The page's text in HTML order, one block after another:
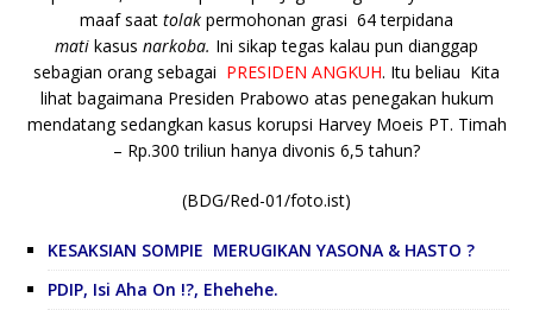
maaf saat tolak permohonan grasi 64 terpidana
mati kasus narkoba. Ini sikap tegas kalau pun dianggap
sebagian orang sebagai PRESIDEN ANGKUH. Itu beliau Kita
lihat bagaimana Presiden Prabowo atas penegakan hukum
mendatang sedangkan kasus korupsi Harvey Moeis PT. Timah
– Rp.300 triliun hanya divonis 6,5 tahun?
(BDG/Red-01/foto.ist)
KESAKSIAN SOMPIE MERUGIKAN YASONA & HASTO ?
PDIP, Isi Aha On !?, Ehehehe.